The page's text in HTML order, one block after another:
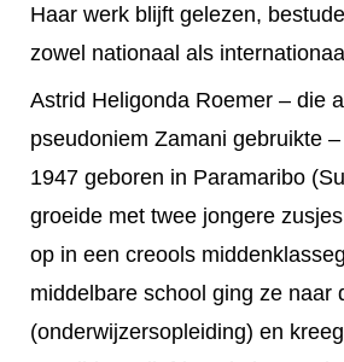
Haar werk blijft gelezen,
zowel nationaal als
Astrid Heligonda Roemer – die
pseudoniem Zamani gebruikte
1947 geboren in Paramaribo
groeide met twee jongere
op in een creools
middelbare school ging ze naar
(onderwijzersopleiding) en